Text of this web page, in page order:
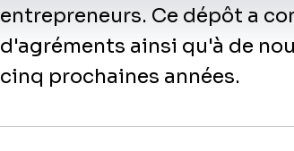
entrepreneurs. Ce dépôt a
d'agréments ainsi qu'à de
cinq prochaines années.